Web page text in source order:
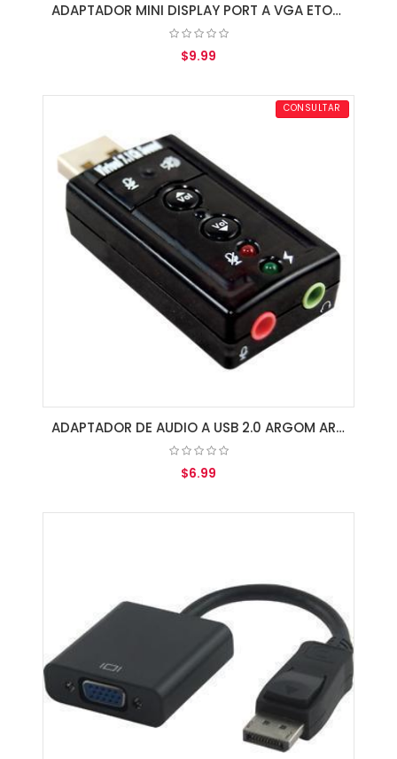
ADAPTADOR MINI DISPLAY PORT A VGA ETOUCH
$9.99
CONSULTAR
ADAPTADOR DE AUDIO A USB 2.0 ARGOM ARG-CB-0067
$6.99